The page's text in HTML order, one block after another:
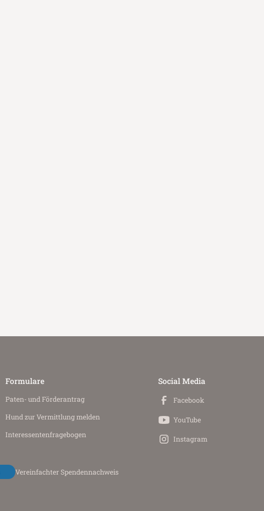
Formulare
Paten- und Förderantrag
Hund zur Vermittlung melden
Interessenten­fragebogen
Social Media
Facebook
YouTube
Instagram
Vereinfachter Spendennachweis